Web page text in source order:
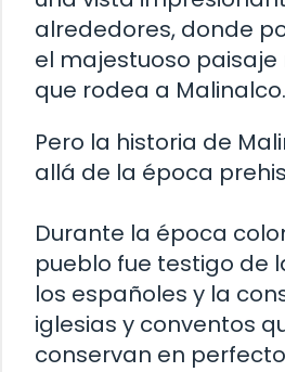
alrededores, donde
el majestuoso
que rodea a Malinalco.
Pero la historia de
allá de la época
Durante la época
pueblo fue testigo de
los españoles y la
iglesias y conventos
conservan en